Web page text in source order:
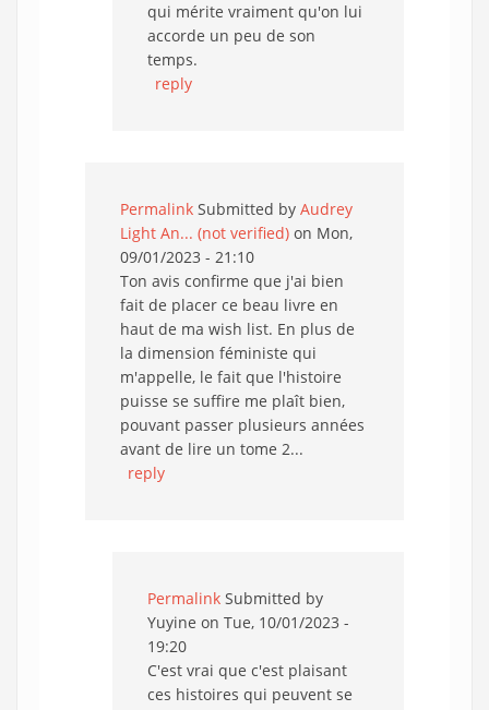
qui mérite vraiment qu'on lui
accorde un peu de son
temps.
reply
Permalink Submitted by Audrey
Light An... (not verified) on Mon,
09/01/2023 - 21:10
Ton avis confirme que j'ai bien
fait de placer ce beau livre en
haut de ma wish list. En plus de
la dimension féministe qui
m'appelle, le fait que l'histoire
puisse se suffire me plaît bien,
pouvant passer plusieurs années
avant de lire un tome 2...
reply
Permalink Submitted by
Yuyine on Tue, 10/01/2023 -
19:20
C'est vrai que c'est plaisant
ces histoires qui peuvent se